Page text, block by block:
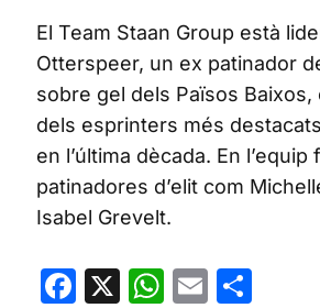
El Team Staan Group està
Otterspeer, un ex patinador
sobre gel dels Països
dels esprinters més
en l’última dècada. En l’equip
patinadores d’elit com
Isabel Grevelt.
Facebook
X WhatsApp
Email